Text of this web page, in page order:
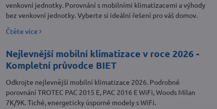
venkovní jednotky. Porovnání s mobilními klimatizacemi a výhody
bez venkovní jednotky. Vyberte si ideální řešení pro váš domov.
Čtěte více
Nejlevnější mobilní klimatizace v roce 2026 -
Kompletní průvodce BIET
Odkrojte nejlevnější mobilní klimatizace 2026. Podrobné
porovnání TROTEC PAC 2015 E, PAC 2016 E WiFi, Woods Milan
7K/9K. Tiché, energeticky úsporné modely s WiFi.